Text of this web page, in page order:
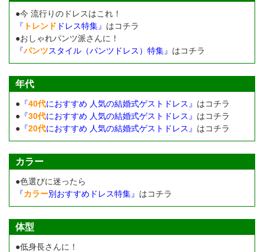
●今 流行りのドレスはこれ！
『 トレンド ドレス特集』 はコチラ
●おしゃれパンツ派さんに！
『パンツスタイル（パンツドレス）特集』 はコチラ
年代
● 『40代におすすめ 人気の結婚式ゲストドレス』 はコチラ
● 『30代におすすめ 人気の結婚式ゲストドレス』 はコチラ
● 『20代におすすめ 人気の結婚式ゲストドレス』 はコチラ
カラー
●色選びに迷ったら
『カラー別おすすめドレス特集』 はコチラ
体型
●低身長さんに！